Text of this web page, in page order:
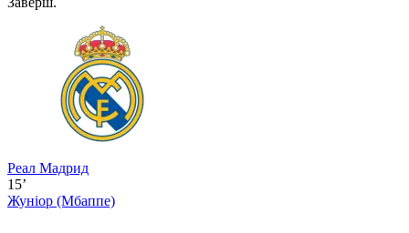
Реал Мадрид
15’
Жуніор (Мбаппе)